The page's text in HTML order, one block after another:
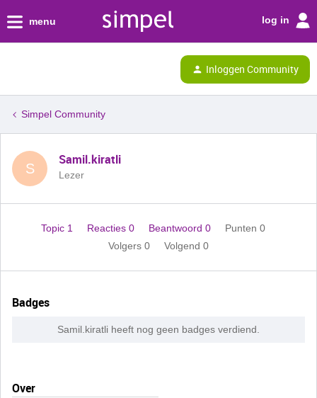
menu log in
Inloggen Community
Simpel Community
S
Samil.kiratli
Lezer
Topic 1 Reacties 0 Beantwoord 0
Punten 0
Volgers 0 Volgend 0
Badges
Samil.kiratli heeft nog geen badges verdiend.
Over